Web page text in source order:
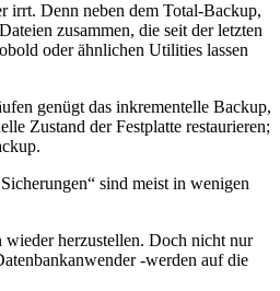
irrt. Denn neben dem Total-Backup,
zusammen, die seit der letzten
oder ähnlichen Utilities lassen
genügt das inkrementelle Backup,
Zustand der Festplatte restaurieren;
sind meist in wenigen
wieder herzustellen. Doch nicht nur
-werden auf die